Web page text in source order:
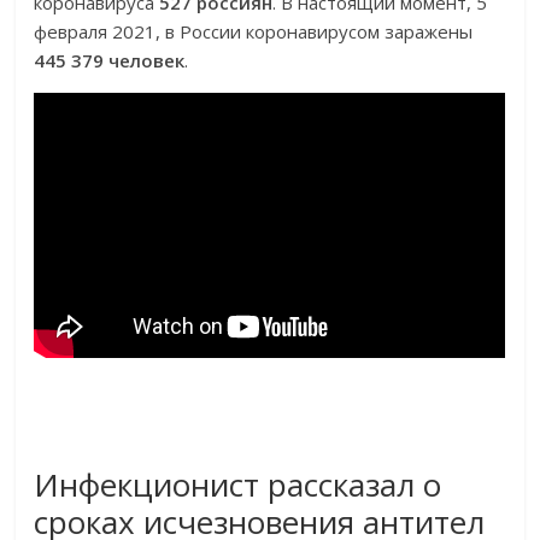
февраля 2021, в России коронавирусом заражены
445 379 человек.
Инфекционист рассказал о
сроках исчезновения антител